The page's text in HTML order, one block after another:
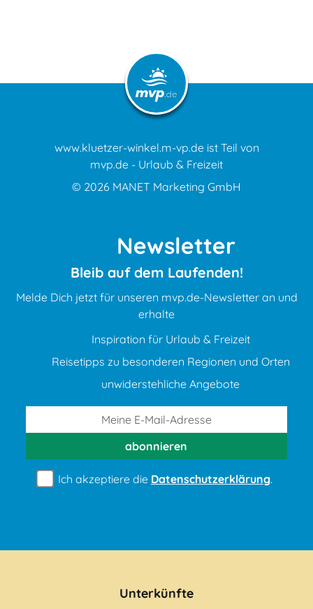
www.kluetzer-winkel.m-vp.de ist Teil von
mvp.de - Urlaub & Freizeit
© 2026 MANET Marketing GmbH
Newsletter
Bleib auf dem Laufenden!
Melde Dich jetzt für unseren mvp.de-Newsletter an und
erhalte
Inspiration für Urlaub & Freizeit
Reisetipps zu besonderen Regionen und Orten
unwiderstehliche Angebote
abonnieren
Ich akzeptiere die Datenschutzerklärung.
Unterkünfte